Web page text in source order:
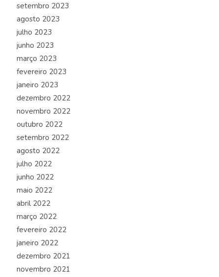
setembro 2023
agosto 2023
julho 2023
junho 2023
março 2023
fevereiro 2023
janeiro 2023
dezembro 2022
novembro 2022
outubro 2022
setembro 2022
agosto 2022
julho 2022
junho 2022
maio 2022
abril 2022
março 2022
fevereiro 2022
janeiro 2022
dezembro 2021
novembro 2021